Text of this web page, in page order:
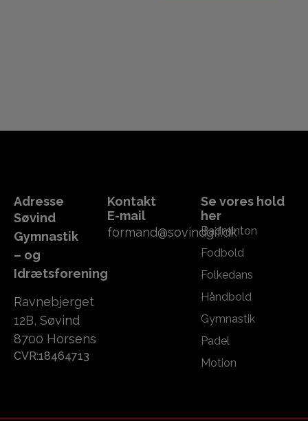
Adresse
Søvind
Gymnastik
– og
Idrætsforening
Ravnebjerget
12B, Søvind
8700 Horsens
CVR:18464713
Kontakt
E-mail
formand@sovindgif.dk
Se vores hold
her
Badminton
Fodbold
Folkedans
Håndbold
Gymnastik
Padel
Motion